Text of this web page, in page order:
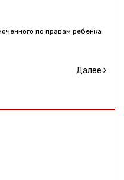
по правам ребенка
Далее